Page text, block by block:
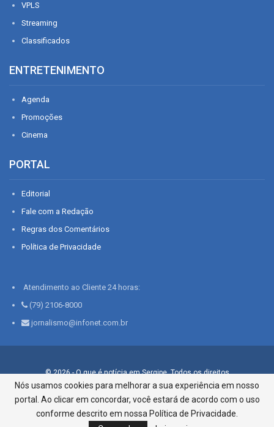
VPLS
Streaming
Classificados
ENTRETENIMENTO
Agenda
Promoções
Cinema
PORTAL
Editorial
Fale com a Redação
Regras dos Comentários
Política de Privacidade
Atendimento ao Cliente 24 horas:
(79) 2106-8000
jornalismo@infonet.com.br
© 2026 - O que é notícia em Sergipe. Todos os direitos
reservados.
Infonet - Rua Monsenhor Silveira 276, Bairro São José |
Aracaju-SE, CEP 49015-030, Fone: 79.2106.8000 - CI Centro de
Informações LTDA
Nós usamos cookies para melhorar a sua experiência em nosso
portal. Ao clicar em concordar, você estará de acordo com o uso
conforme descrito em nossa Política de Privacidade.